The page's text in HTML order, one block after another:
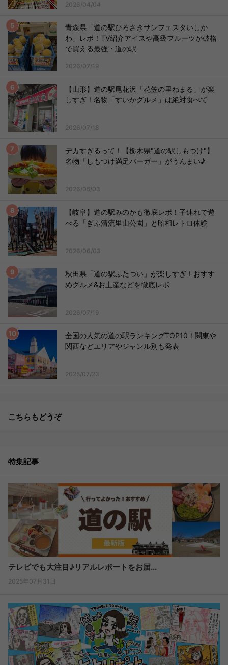
2026/04/04
青森県「道の駅ひろさきサンフェスタいしか
わ」レポ！TV紹介アイスや高級フルーツが破格
で買える最強・道の駅
2026/07/19
【山形】道の駅尾花沢「花笠の里ねまる」が楽
しすぎ！名物「すいかグルメ」は絶対食べて
2026/07/18
デカすぎるって！【栃木県"道の駅しもつけ"】
名物「しもつけ満足バーガー」がうんまい♪
2026/05/03
【岐阜】道の駅みのかも徹底レポ！子連れで遊
べる「ぎふ清流里山公園」と昭和レトロ体験
2026/06/03
秋田県「道の駅ふたつい」が楽しすぎ！おすす
めグルメ&お土産などを徹底レポ
2026/07/19
全国の人気の道の駅ランキングTOP10！関東や
関西などエリアやジャンル別も発表
2025/07/23
こちらもどうぞ
特集記事
テレビでも大注目♪リアルレポートをお届...
2025年07月31日